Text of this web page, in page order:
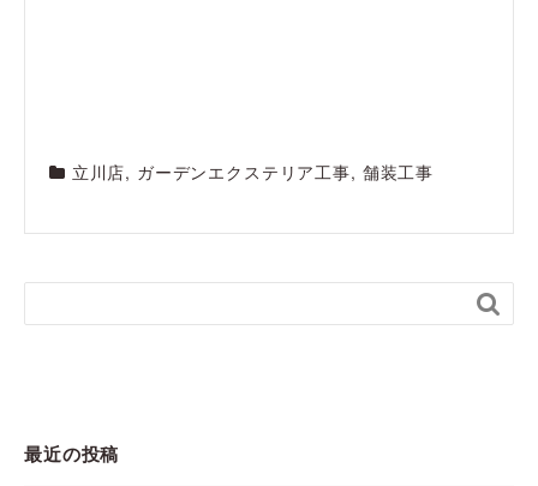
立川店, ガーデンエクステリア工事, 舗装工事

最近の投稿